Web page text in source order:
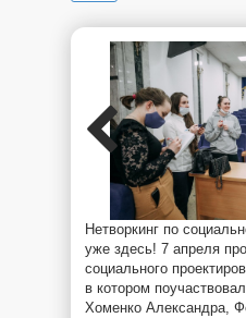
Нетворкинг по
уже здесь! 7 апреля
социального
в котором
Хоменко Александра,